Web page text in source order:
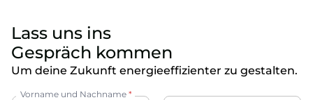
Lass uns ins
Gespräch kommen
Um deine Zukunft energieeffizienter zu gestalten.
Vorname und Nachname *